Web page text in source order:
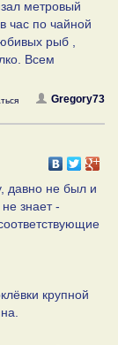
метровый
час по чайной
рыб ,
Всем
Gregory73
давно не был и
знает -
крупной